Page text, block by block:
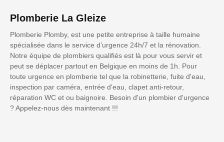
Plomberie La Gleize
Plomberie Plomby, est une petite entreprise à taille humaine
spécialisée dans le service d’urgence 24h/7 et la rénovation.
Notre équipe de plombiers qualifiés est là pour vous servir et
peut se déplacer partout en Belgique en moins de 1h. Pour
toute urgence en plomberie tel que la robinetterie, fuite d'eau,
inspection par caméra, entrée d'eau, clapet anti-retour,
réparation WC et ou baignoire. Besoin d'un plombier d'urgence
? Appelez-nous dès maintenant !!!